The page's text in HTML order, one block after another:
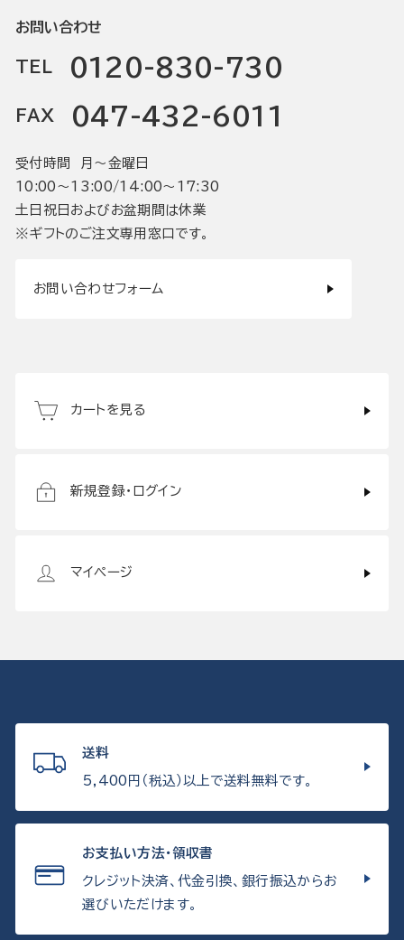
お問い合わせ
TEL 0120-830-730
FAX 047-432-6011
受付時間 月〜金曜日
10:00〜13:00/14:00〜17:30
土日祝日およびお盆期間は休業
※ギフトのご注文専用窓口です。
お問い合わせフォーム
カートを見る
新規登録・ログイン
マイページ
送料
5,400円（税込）以上で送料無料です。
お支払い方法・領収書
クレジット決済、代金引換、銀行振込からお
選びいただけます。